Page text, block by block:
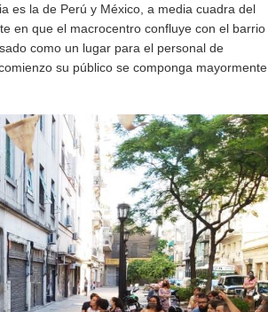
es la de Perú y México, a media cuadra del
en que el macrocentro confluye con el barrio
como un lugar para el personal de
su público se componga mayormente